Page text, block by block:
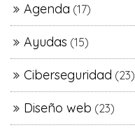
Agenda (17)
Ayudas (15)
Ciberseguridad (23)
Diseño web (23)